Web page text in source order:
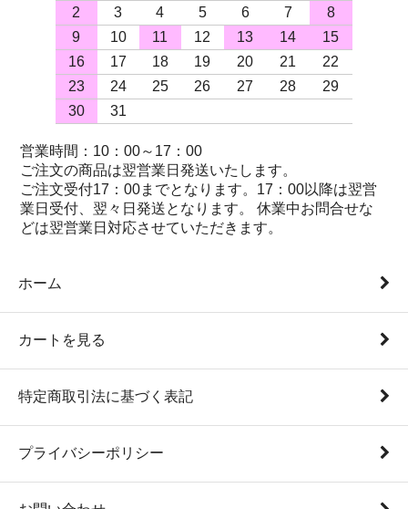
2
3 4 5 6 7
8
9
10 11 12 13 14
15
16
17 18 19 20 21
22
23
24 25 26 27 28
29
30
31
営業時間：10：00～17：00
ご注文の商品は翌営業日発送いたします。
ご注文受付17：00までとなります。17：00以降は翌営
業日受付、翌々日発送となります。 休業中お問合せな
どは翌営業日対応させていただきます。
ホーム
カートを見る
特定商取引法に基づく表記
プライバシーポリシー